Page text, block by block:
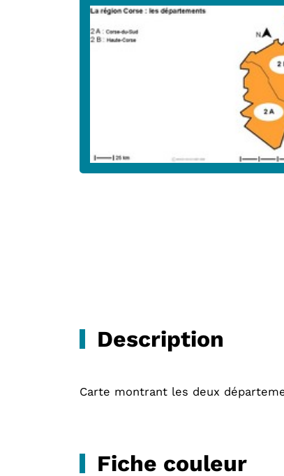
Description
Carte montrant les deux
Fiche couleur